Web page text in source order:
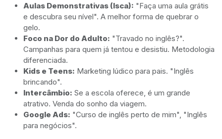
Aulas Demonstrativas (Isca): "Faça uma aula grátis
e descubra seu nível". A melhor forma de quebrar o
gelo.
Foco na Dor do Adulto: "Travado no inglês?".
Campanhas para quem já tentou e desistiu. Metodologia
diferenciada.
Kids e Teens: Marketing lúdico para pais. "Inglês
brincando".
Intercâmbio: Se a escola oferece, é um grande
atrativo. Venda do sonho da viagem.
Google Ads: "Curso de inglês perto de mim", "Inglês
para negócios".